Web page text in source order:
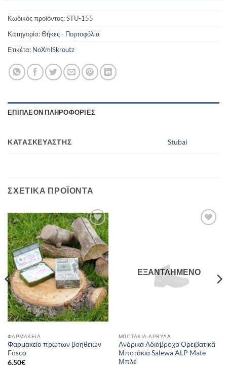
Κωδικός προϊόντος:STU-155
Κατηγορία:Θήκες - Πορτοφόλια
Ετικέτα: NoXmlSkroutz
ΕΠΙΠΛΈΟΝ ΠΛΗΡΟΦΟΡΊΕΣ
ΚΑΤΑΣΚΕΥΑΣΤΉΣ Stubai
ΣΧΕΤΙΚΆ ΠΡΟΪΌΝΤΑ
Add to
wishlist
ΦΑΡΜΑΚΕΊΑ
Φαρμακείο πρώτων βοηθειών
Fosco
6.50€
ΕΞΑΝΤΛΗΜΈΝΟ
ΜΠΟΤΆΚΙΑ-ΆΡΒΥΛΑ
Ανδρικά Αδιάβροχα Ορειβατικά
Μποτάκια Salewa ALP Mate
Μπλέ